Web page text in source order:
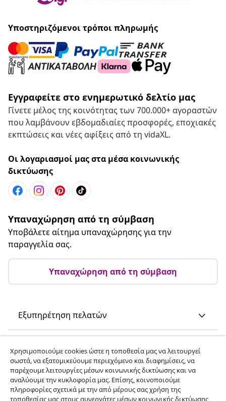
Υποστηριζόμενοι τρόποι πληρωμής
Εγγραφείτε στο ενημερωτικό δελτίο μας
Γίνετε μέλος της κοινότητας των 700.000+ αγοραστών
που λαμβάνουν εβδομαδιαίες προσφορές, εποχιακές
εκπτώσεις και νέες αφίξεις από τη vidaXL.
Οι λογαριασμοί μας στα μέσα κοινωνικής
δικτύωσης
Υπαναχώρηση από τη σύμβαση
Υποβάλετε αίτημα υπαναχώρησης για την
παραγγελία σας.
Υπαναχώρηση από τη σύμβαση
Εξυπηρέτηση πελατών
vidaXL
Χρησιμοποιούμε cookies ώστε η τοποθεσία μας να λειτουργεί
σωστά, να εξατομικεύουμε περιεχόμενο και διαφημίσεις, να
παρέχουμε λειτουργίες μέσων κοινωνικής δικτύωσης και να
αναλύουμε την κυκλοφορία μας. Επίσης, κοινοποιούμε
πληροφορίες σχετικά με την από μέρους σας χρήση της
τοποθεσίας μας στους συνεργάτες μέσων κοινωνικής δικτύωσης,